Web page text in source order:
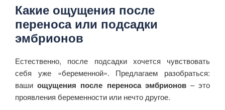
Какие ощущения после
переноса или подсадки
эмбрионов
Естественно, после подсадки хочется чувствовать
себя уже «беременной». Предлагаем разобраться:
вашиощущения после переноса эмбрионов– это
проявления беременности или нечто другое.